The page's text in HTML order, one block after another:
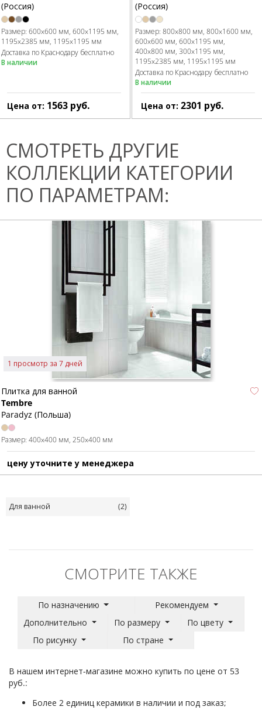
(Россия)
Размер: 600x600 мм 600x1195 мм
1195x2385 мм 1195x1195 мм
Доставка по Краснодару бесплатно
В наличии
Цена от: 1563 руб.
(Россия)
Размер: 800x800 мм 800x1600 мм
600x600 мм 600x1195 мм
400x800 мм 300x1195 мм
1195x2385 мм 1195x1195 мм
Доставка по Краснодару бесплатно
В наличии
Цена от: 2301 руб.
СМОТРЕТЬ ДРУГИЕ
КОЛЛЕКЦИИ КАТЕГОРИИ
ПО ПАРАМЕТРАМ:
1 просмотр за 7 дней
Плитка для ванной
Tembre
Paradyz (Польша)
Размер: 400x400 мм 250x400 мм
цену уточните у менеджера
Для ванной (2)
СМОТРИТЕ ТАКЖЕ
По назначению
Рекомендуем
Дополнительно
По размеру
По цвету
По рисунку
По стране
В нашем интернет-магазине можно купить по цене от 53
руб.:
Более 2 единиц керамики в наличии и под заказ;